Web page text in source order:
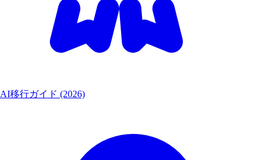
AI移行ガイド (2026)